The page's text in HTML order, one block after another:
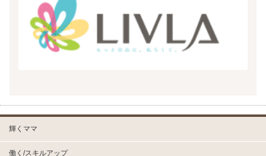
輝くママ
働く/スキルアップ